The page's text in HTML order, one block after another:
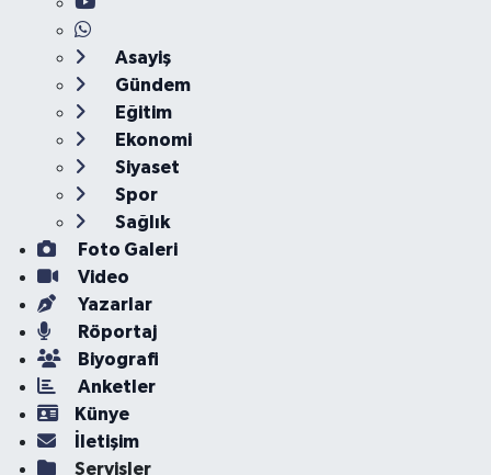
Asayiş
Gündem
Eğitim
Ekonomi
Siyaset
Spor
Sağlık
Foto Galeri
Video
Yazarlar
Röportaj
Biyografi
Anketler
Künye
İletişim
Servisler